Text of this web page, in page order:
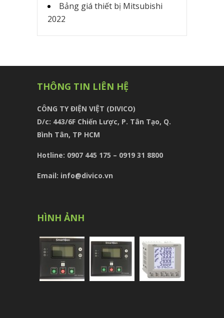
Bảng giá thiết bị Mitsubishi
2022
THÔNG TIN LIÊN HỆ
CÔNG TY ĐIỆN VIỆT (DIVICO)
D/c: 443/6F Chiến Lược, P. Tân Tạo, Q.
Bình Tân, TP HCM
Hotline: 0907 445 175 – 0919 31 8800
Email: info@divico.vn
HÌNH ẢNH